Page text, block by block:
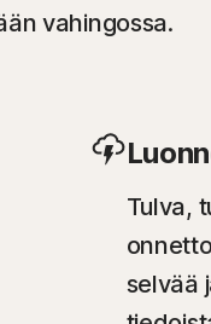
vahingossa.
Tulva,
selvää